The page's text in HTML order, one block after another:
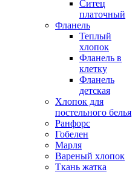
Ситец
платочный
Фланель
Теплый
хлопок
Фланель в
клетку
Фланель
детская
Хлопок для
постельного белья
Ранфорс
Гобелен
Марля
Вареный хлопок
Ткань жатка